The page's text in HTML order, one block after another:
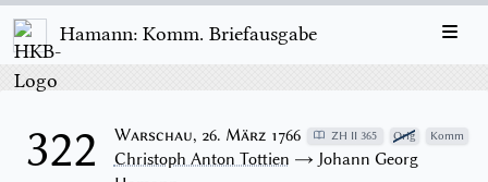
Hamann: Komm. Briefausgabe
322 Warschau, 26. März 1766 ZH II 365 Orig Komm
Christoph Anton Tottien → Johann Georg